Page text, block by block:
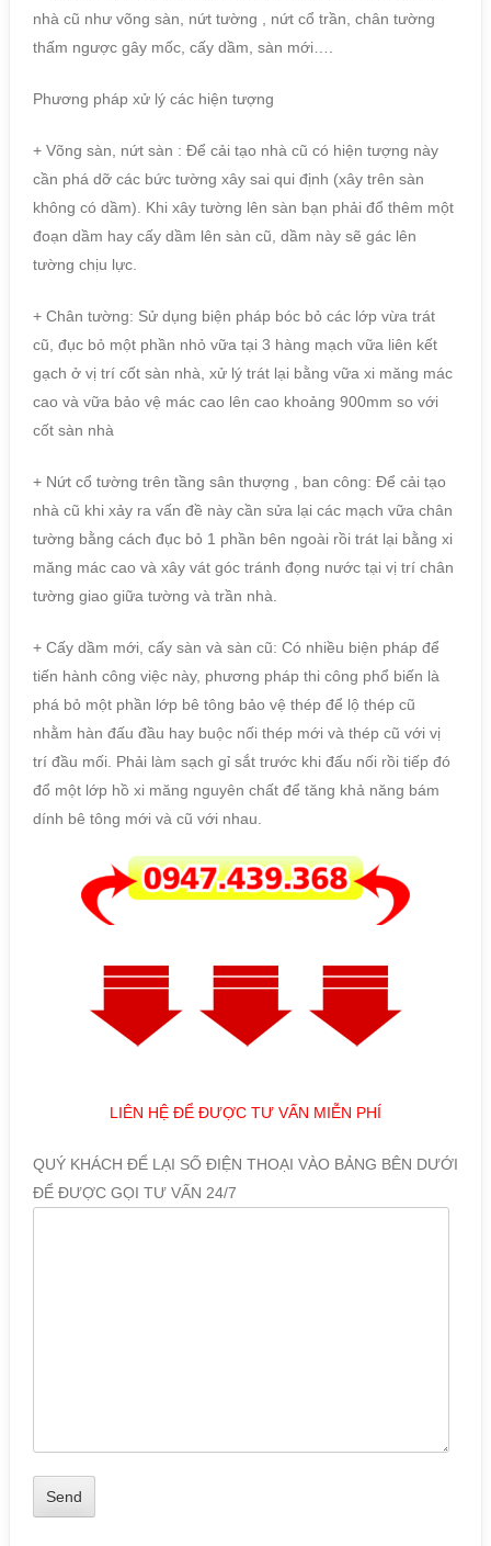
nhà cũ như võng sàn, nứt tường , nứt cổ trần, chân tường
thấm ngược gây mốc, cấy dầm, sàn mới….
Phương pháp xử lý các hiện tượng
+ Võng sàn, nứt sàn : Để cải tạo nhà cũ có hiện tượng này
cần phá dỡ các bức tường xây sai qui định (xây trên sàn
không có dầm). Khi xây tường lên sàn bạn phải đổ thêm một
đoạn dầm hay cấy dầm lên sàn cũ, dầm này sẽ gác lên
tường chịu lực.
+ Chân tường: Sử dụng biện pháp bóc bỏ các lớp vừa trát
cũ, đục bỏ một phần nhỏ vữa tại 3 hàng mạch vữa liên kết
gạch ở vị trí cốt sàn nhà, xử lý trát lại bằng vữa xi măng mác
cao và vữa bảo vệ mác cao lên cao khoảng 900mm so với
cốt sàn nhà
+ Nứt cổ tường trên tầng sân thượng , ban công: Để cải tạo
nhà cũ khi xảy ra vấn đề này cần sửa lại các mạch vữa chân
tường bằng cách đục bỏ 1 phần bên ngoài rồi trát lại bằng xi
măng mác cao và xây vát góc tránh đọng nước tại vị trí chân
tường giao giữa tường và trần nhà.
+ Cấy dầm mới, cấy sàn và sàn cũ: Có nhiều biện pháp để
tiến hành công việc này, phương pháp thi công phổ biến là
phá bỏ một phần lớp bê tông bảo vệ thép để lộ thép cũ
nhằm hàn đấu đầu hay buộc nối thép mới và thép cũ với vị
trí đầu mối. Phải làm sạch gỉ sắt trước khi đấu nối rồi tiếp đó
đổ một lớp hồ xi măng nguyên chất để tăng khả năng bám
dính bê tông mới và cũ với nhau.
LIÊN HỆ ĐỂ ĐƯỢC TƯ VẤN MIỄN PHÍ
QUÝ KHÁCH ĐỂ LẠI SỐ ĐIỆN THOẠI VÀO BẢNG BÊN DƯỚI
ĐỂ ĐƯỢC GỌI TƯ VẤN 24/7